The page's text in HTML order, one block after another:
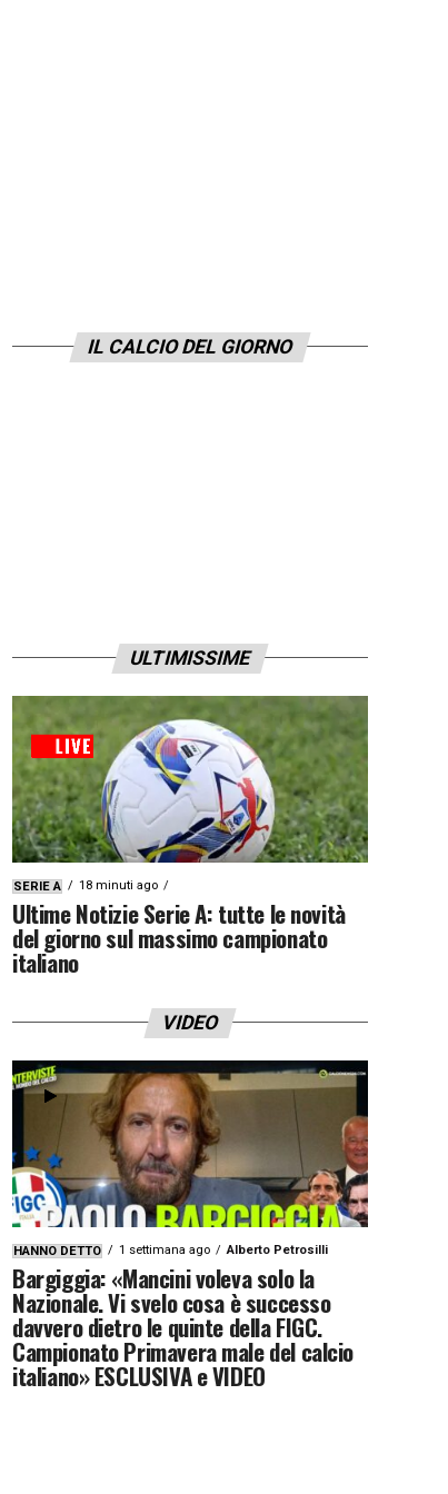
IL CALCIO DEL GIORNO
ULTIMISSIME
SERIE A 18 minuti ago
Ultime Notizie Serie A: tutte le novità
del giorno sul massimo campionato
italiano
VIDEO
HANNO DETTO 1 settimana ago Alberto Petrosilli
Bargiggia: «Mancini voleva solo la
Nazionale. Vi svelo cosa è successo
davvero dietro le quinte della FIGC.
Campionato Primavera male del calcio
italiano» ESCLUSIVA e VIDEO